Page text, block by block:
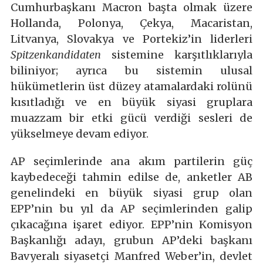
Cumhurbaşkanı Macron başta olmak üzere
Hollanda, Polonya, Çekya, Macaristan,
Litvanya, Slovakya ve Portekiz’in liderleri
Spitzenkandidaten sistemine karşıtlıklarıyla
biliniyor; ayrıca bu sistemin ulusal
hükümetlerin üst düzey atamalardaki rolünü
kısıtladığı ve en büyük siyasi gruplara
muazzam bir etki gücü verdiği sesleri de
yükselmeye devam ediyor.
AP seçimlerinde ana akım partilerin güç
kaybedeceği tahmin edilse de, anketler AB
genelindeki en büyük siyasi grup olan
EPP’nin bu yıl da AP seçimlerinden galip
çıkacağına işaret ediyor. EPP’nin Komisyon
Başkanlığı adayı, grubun AP’deki başkanı
Bavyeralı siyasetçi Manfred Weber’in, devlet